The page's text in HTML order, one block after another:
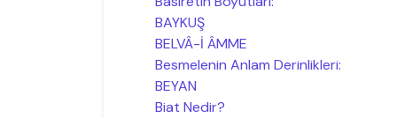
BAYKUŞ
BELVÂ-İ ÂMME
Besmelenin Anlam Derinlikleri:
BEYAN
Biat Nedir?